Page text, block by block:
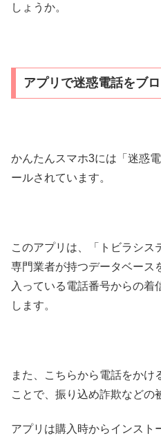
しょうか。
アプリで迷惑電話をブ
かんたんスマホ3には「迷惑
ールされています。
このアプリは、「トビラシス
専門業者が持つデータベース
入っている電話番号からの
します。
また、こちらから電話をかけ
ことで、振り込め詐欺などの
アプリは購入時からインスト